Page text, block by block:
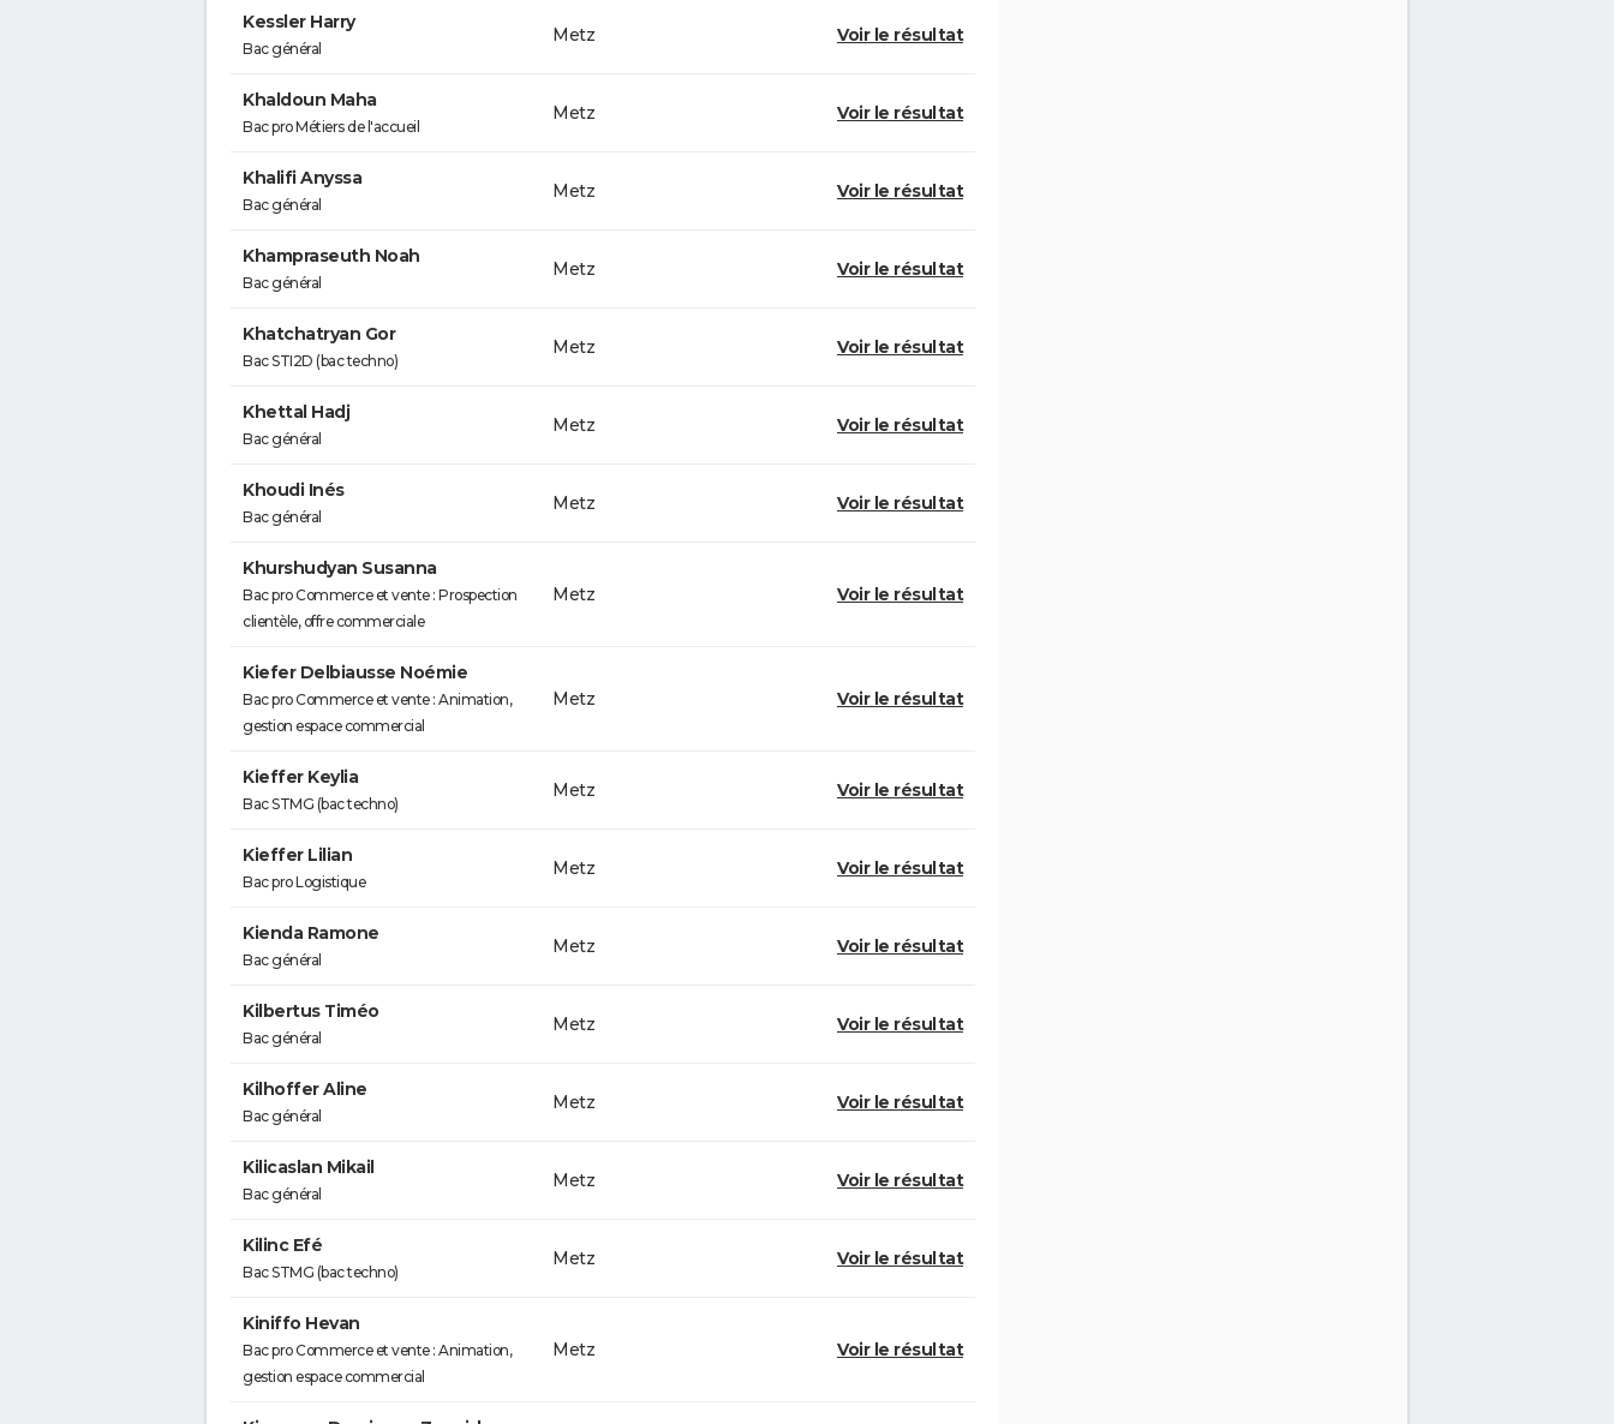
Kessler Harry
Bac général
Metz Voir le résultat
Khaldoun Maha
Bac pro Métiers de l'accueil
Metz Voir le résultat
Khalifi Anyssa
Bac général
Metz Voir le résultat
Khampraseuth Noah
Bac général
Metz Voir le résultat
Khatchatryan Gor
Bac STI2D (bac techno)
Metz Voir le résultat
Khettal Hadj
Bac général
Metz Voir le résultat
Khoudi Inés
Bac général
Metz Voir le résultat
Khurshudyan Susanna
Bac pro Commerce et vente : Prospection
clientèle, offre commerciale
Metz Voir le résultat
Kiefer Delbiausse Noémie
Bac pro Commerce et vente : Animation,
gestion espace commercial
Metz Voir le résultat
Kieffer Keylia
Bac STMG (bac techno)
Metz Voir le résultat
Kieffer Lilian
Bac pro Logistique
Metz Voir le résultat
Kienda Ramone
Bac général
Metz Voir le résultat
Kilbertus Timéo
Bac général
Metz Voir le résultat
Kilhoffer Aline
Bac général
Metz Voir le résultat
Kilicaslan Mikail
Bac général
Metz Voir le résultat
Kilinc Efé
Bac STMG (bac techno)
Metz Voir le résultat
Kiniffo Hevan
Bac pro Commerce et vente : Animation,
gestion espace commercial
Metz Voir le résultat